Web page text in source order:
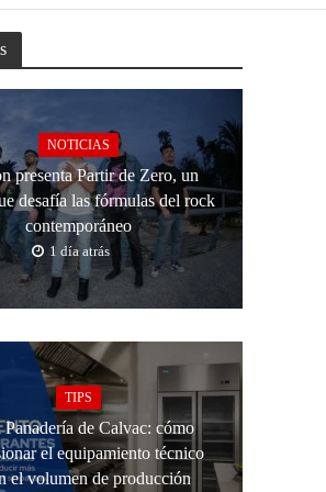
NOTICIAS
presenta Partir de Zero, un
desafía las fórmulas del rock
contemporáneo
1 día atrás
TIPS
Panadería de Calvac: cómo
el equipamiento técnico
el volumen de producción